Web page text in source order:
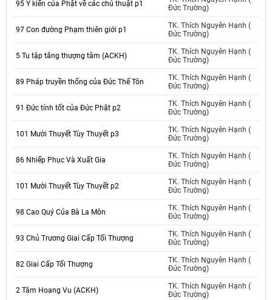
95 Ý kiến của Phật về các chú thuật p1
Đức Trường)
97 Con đường Phạm thiên giới p1
TK. Thích Nguyên Hạnh (
Đức Trường)
5 Tu tập tăng thượng tâm (ACKH)
TK. Thích Nguyên Hạnh (
Đức Trường)
89 Pháp truyền thống của Đức Thế Tôn
TK. Thích Nguyên Hạnh (
Đức Trường)
91 Đức tính tốt của Đức Phật p2
TK. Thích Nguyên Hạnh (
Đức Trường)
101 Mười Thuyết Tùy Thuyết p3
TK. Thích Nguyên Hạnh (
Đức Trường)
86 Nhiếp Phục Và Xuất Gia
TK. Thích Nguyên Hạnh (
Đức Trường)
101 Mười Thuyết Tùy Thuyết p2
TK. Thích Nguyên Hạnh (
Đức Trường)
98 Cao Quý Của Bà La Môn
TK. Thích Nguyên Hạnh (
Đức Trường)
93 Chủ Trương Giai Cấp Tối Thượng
TK. Thích Nguyên Hạnh (
Đức Trường)
82 Giai Cấp Tối Thượng
TK. Thích Nguyên Hạnh (
Đức Trường)
2 Tâm Hoang Vu (ACKH)
TK. Thích Nguyên Hạnh (
Đức Trường)